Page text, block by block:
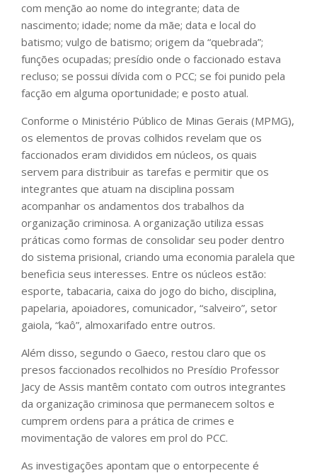
com menção ao nome do integrante; data de
nascimento; idade; nome da mãe; data e local do
batismo; vulgo de batismo; origem da “quebrada”;
funções ocupadas; presídio onde o faccionado estava
recluso; se possui dívida com o PCC; se foi punido pela
facção em alguma oportunidade; e posto atual.
Conforme o Ministério Público de Minas Gerais (MPMG),
os elementos de provas colhidos revelam que os
faccionados eram divididos em núcleos, os quais
servem para distribuir as tarefas e permitir que os
integrantes que atuam na disciplina possam
acompanhar os andamentos dos trabalhos da
organização criminosa. A organização utiliza essas
práticas como formas de consolidar seu poder dentro
do sistema prisional, criando uma economia paralela que
beneficia seus interesses. Entre os núcleos estão:
esporte, tabacaria, caixa do jogo do bicho, disciplina,
papelaria, apoiadores, comunicador, “salveiro”, setor
gaiola, “kaô”, almoxarifado entre outros.
Além disso, segundo o Gaeco, restou claro que os
presos faccionados recolhidos no Presídio Professor
Jacy de Assis mantêm contato com outros integrantes
da organização criminosa que permanecem soltos e
cumprem ordens para a prática de crimes e
movimentação de valores em prol do PCC.
As investigações apontam que o entorpecente é